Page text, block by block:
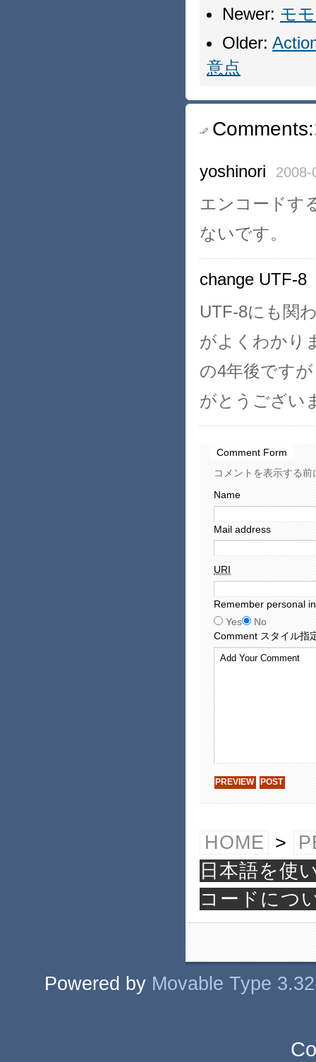
Newer: モ
Older:
意点
Comments:
yoshinori 2008-
エンコードす
ないです。
change UTF-8
UTF-8にも関
がよくわかり
の4年後です
がとうござい
Comment Form
コメントを表示する
Name
Mail address
URI
Remember personal
Yes
No
Comment スタイル指
HOME >
日本語を使
コードにつ
Powered by Movable Type